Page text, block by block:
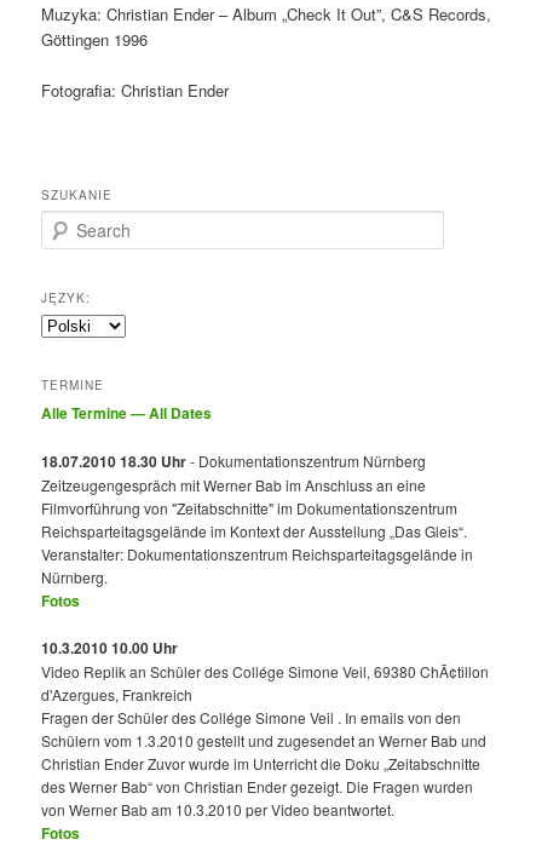
Muzyka: Christian Ender – Album „Check It Out”, C&S Records,
Göttingen 1996
Fotografia: Christian Ender
SZUKANIE
Search
JĘZYK:
TERMINE
Alle Termine — All Dates
18.07.2010 18.30 Uhr- Dokumentationszentrum Nürnberg
Zeitzeugengespräch mit Werner Bab im Anschluss an eine
Filmvorführung von "Zeitabschnitte" im Dokumentationszentrum
Reichsparteitagsgelände im Kontext der Ausstellung „Das Gleis“.
Veranstalter: Dokumentationszentrum Reichsparteitagsgelände in
Nürnberg.
Fotos
10.3.2010 10.00 Uhr
Video Replik an Schüler des Collége Simone Veil, 69380 ChÃ¢tillon
d'Azergues, Frankreich
Fragen der Schüler des Collége Simone Veil . In emails von den
Schülern vom 1.3.2010 gestellt und zugesendet an Werner Bab und
Christian Ender Zuvor wurde im Unterricht die Doku „Zeitabschnitte
des Werner Bab“ von Christian Ender gezeigt. Die Fragen wurden
von Werner Bab am 10.3.2010 per Video beantwortet.
Fotos